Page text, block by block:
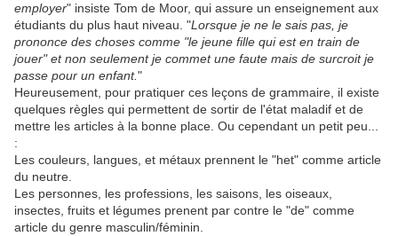
employer" insiste Tom de Moor, qui assure un enseignement aux
étudiants du plus haut niveau. "Lorsque je ne le sais pas, je
prononce des choses comme "le jeune fille qui est en train de
jouer" et non seulement je commet une faute mais de surcroit je
passe pour un enfant."
Heureusement, pour pratiquer ces leçons de grammaire, il existe
quelques règles qui permettent de sortir de l'état maladif et de
mettre les articles à la bonne place. Ou cependant un petit peu...
:
Les couleurs, langues, et métaux prennent le "het" comme article
du neutre.
Les personnes, les professions, les saisons, les oiseaux,
insectes, fruits et légumes prenent par contre le "de" comme
article du genre masculin/féminin.